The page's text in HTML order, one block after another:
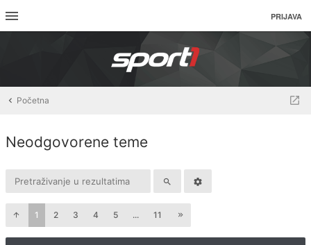
PRIJAVA
Početna
Neodgovorene teme
1 2 3 4 5 ... 11